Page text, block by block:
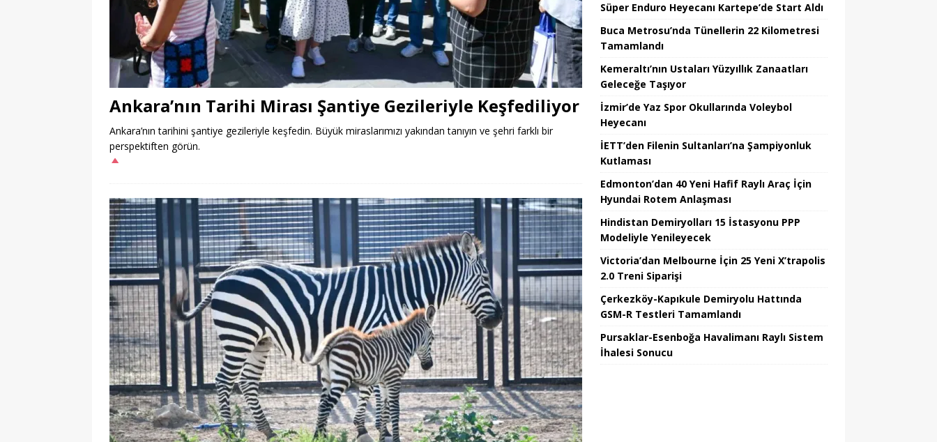
Ankara’nın Tarihi Mirası Şantiye Gezileriyle Keşfediliyor
Ankara’nın tarihini şantiye gezileriyle keşfedin. Büyük miraslarımızı yakından tanıyın ve şehri farklı bir
perspektiften görün.
Süper Enduro Heyecanı Kartepe’de Start Aldı
Buca Metrosu’nda Tünellerin 22 Kilometresi
Tamamlandı
Kemeraltı’nın Ustaları Yüzyıllık Zanaatları
Geleceğe Taşıyor
İzmir’de Yaz Spor Okullarında Voleybol
Heyecanı
İETT’den Filenin Sultanları’na Şampiyonluk
Kutlaması
Edmonton’dan 40 Yeni Hafif Raylı Araç İçin
Hyundai Rotem Anlaşması
Hindistan Demiryolları 15 İstasyonu PPP
Modeliyle Yenileyecek
Victoria’dan Melbourne İçin 25 Yeni X’trapolis
2.0 Treni Siparişi
Çerkezköy-Kapıkule Demiryolu Hattında
GSM-R Testleri Tamamlandı
Pursaklar-Esenboğa Havalimanı Raylı Sistem
İhalesi Sonucu